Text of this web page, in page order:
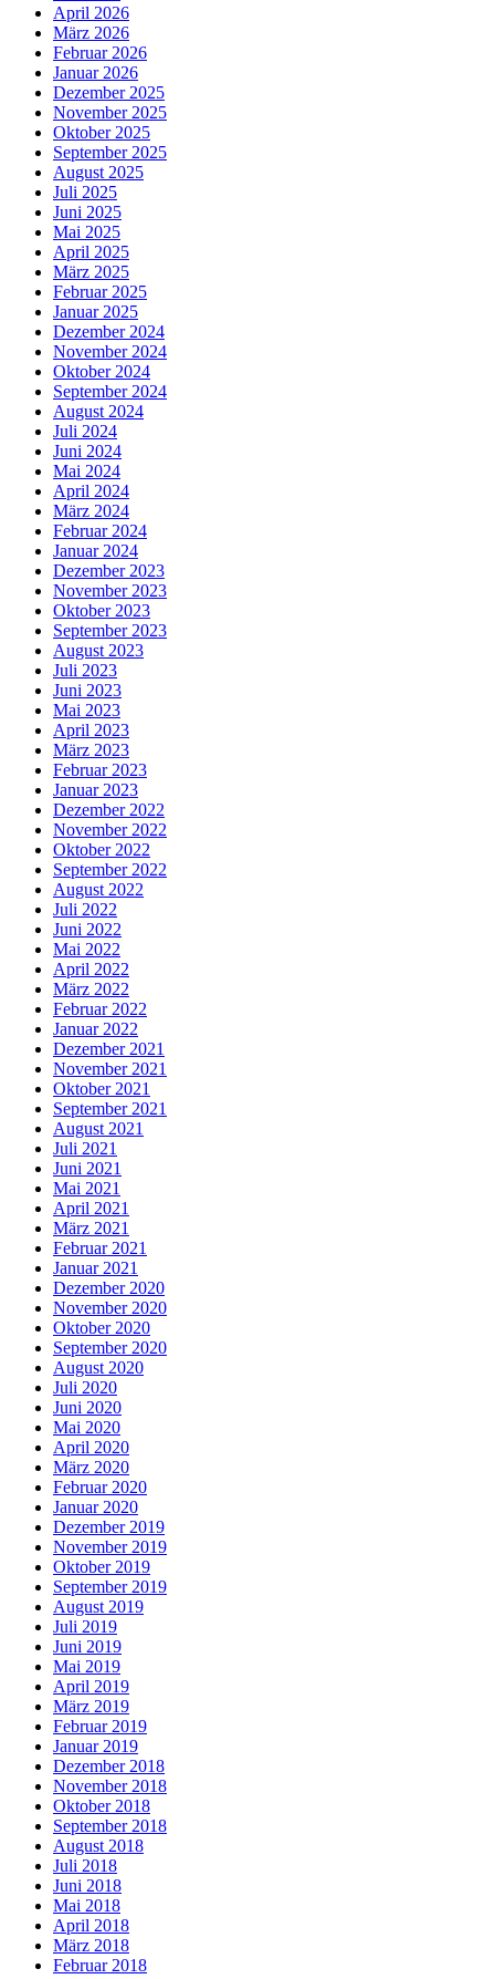
April 2026
März 2026
Februar 2026
Januar 2026
Dezember 2025
November 2025
Oktober 2025
September 2025
August 2025
Juli 2025
Juni 2025
Mai 2025
April 2025
März 2025
Februar 2025
Januar 2025
Dezember 2024
November 2024
Oktober 2024
September 2024
August 2024
Juli 2024
Juni 2024
Mai 2024
April 2024
März 2024
Februar 2024
Januar 2024
Dezember 2023
November 2023
Oktober 2023
September 2023
August 2023
Juli 2023
Juni 2023
Mai 2023
April 2023
März 2023
Februar 2023
Januar 2023
Dezember 2022
November 2022
Oktober 2022
September 2022
August 2022
Juli 2022
Juni 2022
Mai 2022
April 2022
März 2022
Februar 2022
Januar 2022
Dezember 2021
November 2021
Oktober 2021
September 2021
August 2021
Juli 2021
Juni 2021
Mai 2021
April 2021
März 2021
Februar 2021
Januar 2021
Dezember 2020
November 2020
Oktober 2020
September 2020
August 2020
Juli 2020
Juni 2020
Mai 2020
April 2020
März 2020
Februar 2020
Januar 2020
Dezember 2019
November 2019
Oktober 2019
September 2019
August 2019
Juli 2019
Juni 2019
Mai 2019
April 2019
März 2019
Februar 2019
Januar 2019
Dezember 2018
November 2018
Oktober 2018
September 2018
August 2018
Juli 2018
Juni 2018
Mai 2018
April 2018
März 2018
Februar 2018